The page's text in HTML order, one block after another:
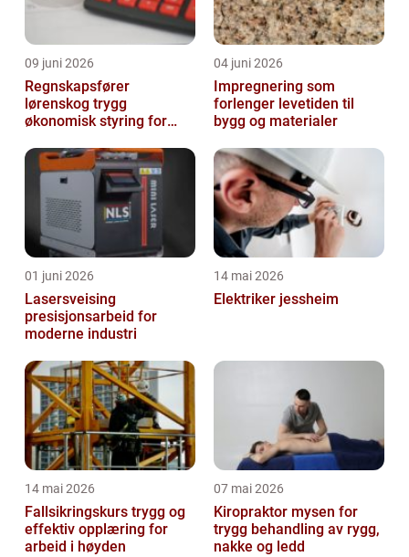
09 juni 2026
Regnskapsfører
lørenskog trygg
økonomisk styring for
bedrifter
04 juni 2026
Impregnering som
forlenger levetiden til
bygg og materialer
01 juni 2026
Lasersveising
presisjonsarbeid for
moderne industri
14 mai 2026
Elektriker jessheim
14 mai 2026
Fallsikringskurs trygg og
effektiv opplæring for
arbeid i høyden
07 mai 2026
Kiropraktor mysen for
trygg behandling av rygg,
nakke og ledd